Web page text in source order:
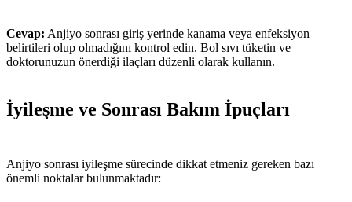
Cevap: Anjiyo sonrası giriş yerinde kanama veya enfeksiyon
belirtileri olup olmadığını kontrol edin. Bol sıvı tüketin ve
doktorunuzun önerdiği ilaçları düzenli olarak kullanın.
İyileşme ve Sonrası Bakım İpuçları
Anjiyo sonrası iyileşme sürecinde dikkat etmeniz gereken bazı
önemli noktalar bulunmaktadır: